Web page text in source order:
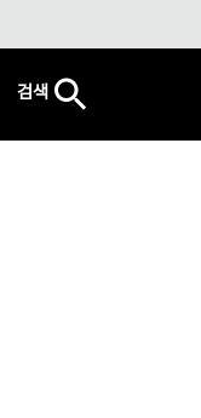
검색